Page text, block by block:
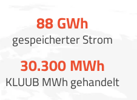
88GWh
gespeicherter Strom
30.300MWh
KLUUB MWh gehandelt